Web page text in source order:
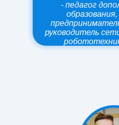
- педагог
руководитель